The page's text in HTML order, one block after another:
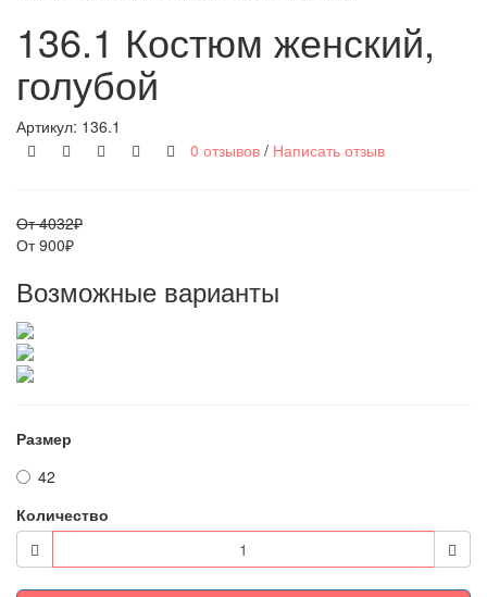
136.1 Костюм женский,
голубой
Артикул: 136.1
0 отзывов / Написать отзыв
От 4032₽
От 900₽
Возможные варианты
Размер
42
Количество